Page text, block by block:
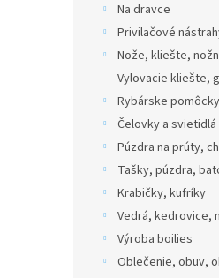
Na dravce
Privilačové
Nože, kliešte,
Vylovacie kliešte,
Rybárske pomôcky
Čelovky a svietidlá
Púzdra na prúty,
Tašky, púzdra,
Krabičky, kufríky
Vedrá, kedrovice,
Výroba boilies
Oblečenie, obuv,